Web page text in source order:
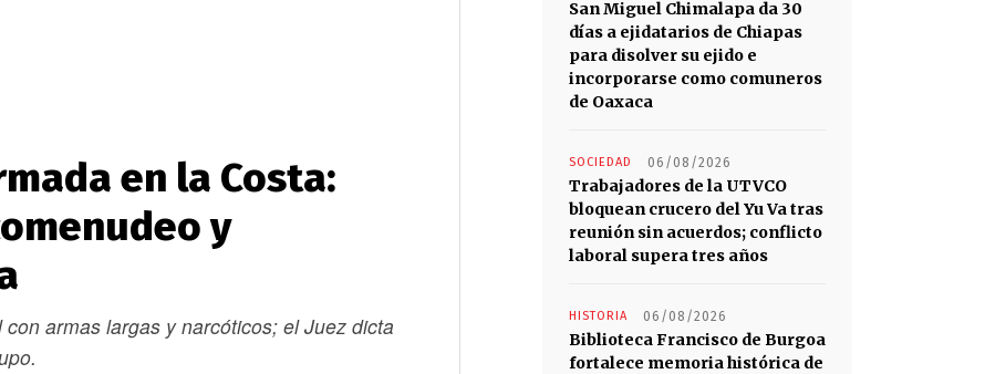
en la Costa:
y
armas largas y narcóticos; el Juez dicta
San Miguel Chimalapa da 30
días a ejidatarios de Chiapas
para disolver su ejido e
incorporarse como comuneros
de Oaxaca
SOCIEDAD 06/08/2026
Trabajadores de la UTVCO
bloquean crucero del Yu Va tras
reunión sin acuerdos; conflicto
laboral supera tres años
HISTORIA 06/08/2026
Biblioteca Francisco de Burgoa
fortalece memoria histórica de